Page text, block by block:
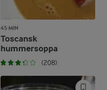
45 MIN
Toscansk
hummersoppa
(208)